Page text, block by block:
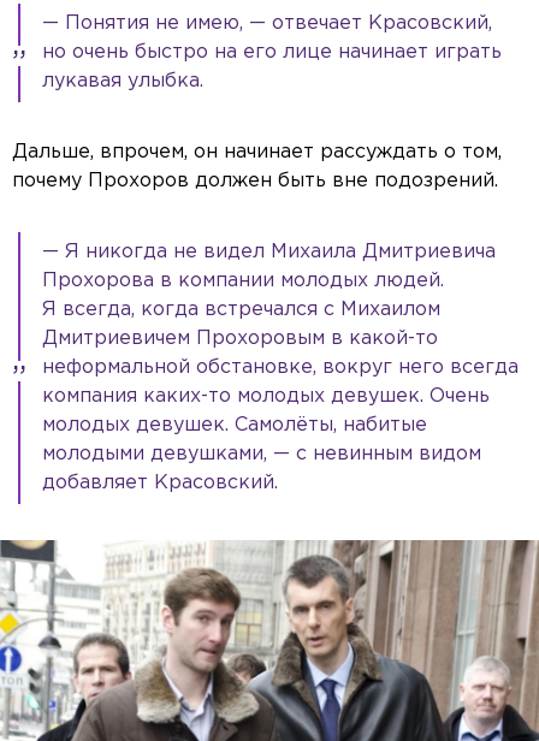
— Понятия не имею, — отвечает Красовский,
но очень быстро на его лице начинает играть
лукавая улыбка.
Дальше, впрочем, он начинает рассуждать о том,
почему Прохоров должен быть вне подозрений.
— Я никогда не видел Михаила Дмитриевича
Прохорова в компании молодых людей.
Я всегда, когда встречался с Михаилом
Дмитриевичем Прохоровым в какой-то
неформальной обстановке, вокруг него всегда
компания каких-то молодых девушек. Очень
молодых девушек. Самолёты, набитые
молодыми девушками, — с невинным видом
добавляет Красовский.